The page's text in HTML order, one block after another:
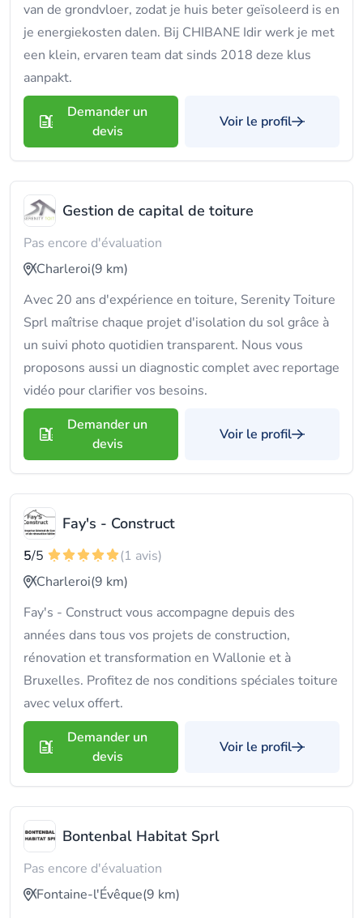
van de grondvloer, zodat je huis beter geïsoleerd is en
je energiekosten dalen. Bij CHIBANE Idir werk je met
een klein, ervaren team dat sinds 2018 deze klus
aanpakt.
Demander un
devis
Voir le profil
Gestion de capital de toiture
Pas encore d'évaluation
Charleroi(9 km)
Avec 20 ans d'expérience en toiture, Serenity Toiture
Sprl maîtrise chaque projet d'isolation du sol grâce à
un suivi photo quotidien transparent. Nous vous
proposons aussi un diagnostic complet avec reportage
vidéo pour clarifier vos besoins.
Demander un
devis
Voir le profil
Fay's - Construct
5/5
(1 avis)
Charleroi(9 km)
Fay's - Construct vous accompagne depuis des
années dans tous vos projets de construction,
rénovation et transformation en Wallonie et à
Bruxelles. Profitez de nos conditions spéciales toiture
avec velux offert.
Demander un
devis
Voir le profil
Bontenbal Habitat Sprl
Pas encore d'évaluation
Fontaine-l'Évêque(9 km)